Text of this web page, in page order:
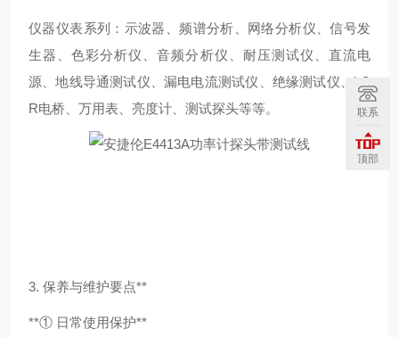
仪器仪表系列：示波器、频谱分析、网络分析仪、信号发
生器、色彩分析仪、音频分析仪、耐压测试仪、直流电
源、地线导通测试仪、漏电电流测试仪、绝缘测试仪、LC
R电桥、万用表、亮度计、测试探头等等。
3. 保养与维护要点**
**① 日常使用保护**
联系
顶部